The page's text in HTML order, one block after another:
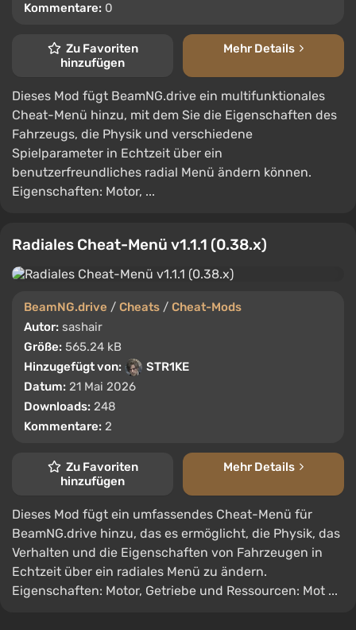
Kommentare: 0
Zu Favoriten
hinzufügen
Mehr Details
Dieses Mod fügt BeamNG.drive ein multifunktionales
Cheat-Menü hinzu, mit dem Sie die Eigenschaften des
Fahrzeugs, die Physik und verschiedene
Spielparameter in Echtzeit über ein
benutzerfreundliches radial Menü ändern können.
Eigenschaften: Motor, ...
Radiales Cheat-Menü v1.1.1 (0.38.x)
BeamNG.drive / Cheats / Cheat-Mods
Autor: sashair
Größe: 565.24 kB
Hinzugefügt von:
STR1KE
Datum: 21 Mai 2026
Downloads: 248
Kommentare: 2
Zu Favoriten
hinzufügen
Mehr Details
Dieses Mod fügt ein umfassendes Cheat-Menü für
BeamNG.drive hinzu, das es ermöglicht, die Physik, das
Verhalten und die Eigenschaften von Fahrzeugen in
Echtzeit über ein radiales Menü zu ändern.
Eigenschaften: Motor, Getriebe und Ressourcen: Mot ...